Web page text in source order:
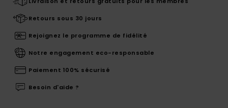
Retours sous 30 jours
Rejoignez le programme de fidélité
Notre engagement eco-responsable
Paiement 100% sécurisé
Besoin d'aide ?